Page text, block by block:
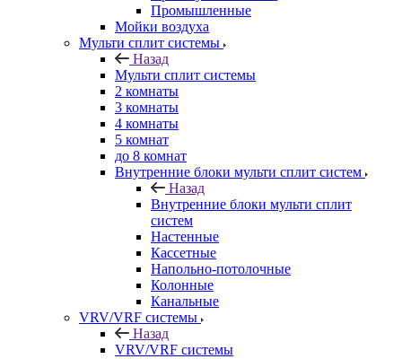
Промышленные
Мойки воздуха
Мульти сплит системы
Назад
Мульти сплит системы
2 комнаты
3 комнаты
4 комнаты
5 комнат
до 8 комнат
Внутренние блоки мульти сплит систем
Назад
Внутренние блоки мульти сплит
систем
Настенные
Кассетные
Напольно-потолочные
Колонные
Канальные
VRV/VRF системы
Назад
VRV/VRF системы